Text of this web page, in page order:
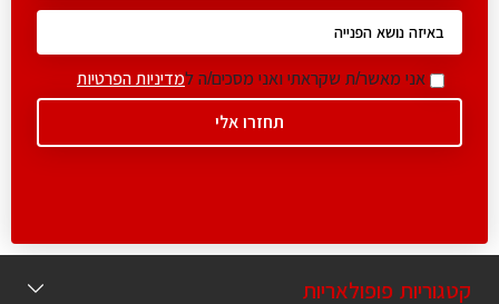
אני מאשר/ת שקראתי ואני מסכים/ה למדיניות הפרטיות
קטגוריות פופולאריות